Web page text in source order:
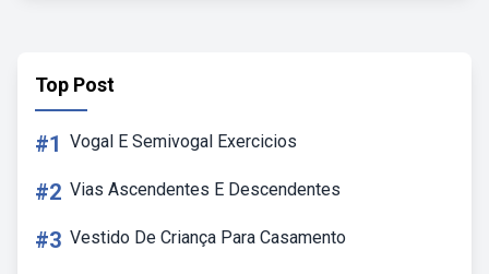
Top Post
#1 Vogal E Semivogal Exercicios
#2 Vias Ascendentes E Descendentes
#3 Vestido De Criança Para Casamento